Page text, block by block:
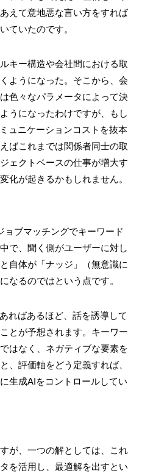
えて意地悪な言い方をすれば
ていたのです。
キー構造や会社間における取
ようになった。そこから、会
色々なパラメータによって決
うになったわけですが、もし
ュニケーションコストを抜本
ばこれまでは関係者同士の取
ェクトベースの仕事が増大す
化が起きるかもしれません。
ョブマッチングでキーワード
で、聞く側がユーザーに対し
自体が「ナッジ」（無意識に
なるのではという点です。
ればあるほど、話を誘導して
とが予想されます。キーワー
はなく、ネガティブな要素を
、評価軸をどう定義すれば、
生成AIをコントロールしてい
が、一つの解としては、これ
を活用し、最適解を出すとい